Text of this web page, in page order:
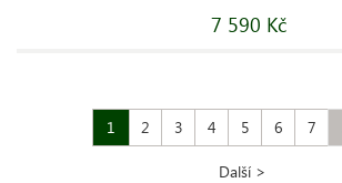
7 590 Kč
1 2 3 4 5 6 7
Další >